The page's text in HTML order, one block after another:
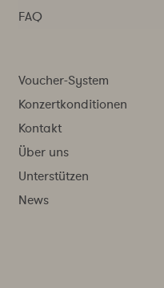
FAQ
Voucher-System
Konzertkonditionen
Kontakt
Über uns
Unterstützen
News